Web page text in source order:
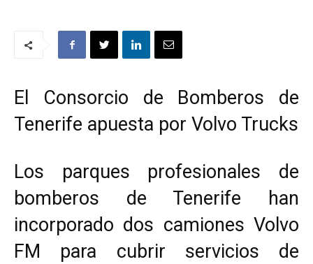
El Consorcio de Bomberos de
Tenerife apuesta por Volvo Trucks
Los parques profesionales de
bomberos de Tenerife han
incorporado dos camiones Volvo
FM para cubrir servicios de